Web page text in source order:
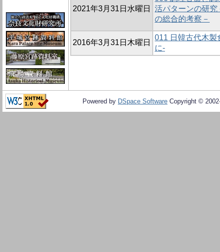
2021年3月31日水曜日
活パターンの研
の総合的考察－
2016年3月31日木曜日
011 日韓古代木製
に-
Powered by DSpace Software Copyright ©